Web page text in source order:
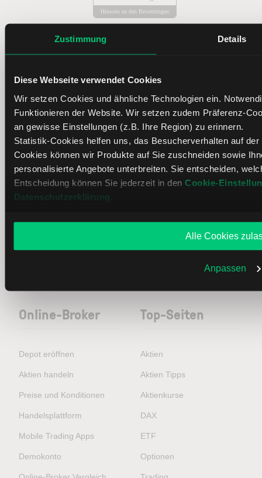
Zustimmung Details
Diese Webseite verwendet Cookies
Wir setzen Cookies und ähnliche Technologien ein.
Funktionieren der Website. Wir setzen zudem Präferenz-
an gewisse Einstellungen (z.B. Ihre Region) zu erinnern.
Statistik-Cookies helfen uns, das Besucherverhalten auf
Cookies können wir Produkte auf Sie zuschneiden sowie
personalisierte Angebote unterbreiten. Sie entscheiden,
Entscheidung können Sie jederzeit in den Cookie-
Datenschutzerklärung
Alle Cookies
Anpassen
Hinweis zu den Bewertungen
Seit 2006 ist LYNX als Online-Broker aktiv. Über mehrere
Zugang zu einer breiten Auswahl an Finanzinstrumenten.
Unsere Kunden handeln über eine professionelle
Handelsplattform mit hilfreichen Analysetools, unseren
Webtrader LYNX+ und Trading-Apps mit
(Realtime-)Kursdaten. Zudem bekommen unsere Kunden
Service durch qualifizierte Experten. Darüber hinaus stellt
das LYNX Börsen- & Wissensportal aktuelle
Börsennachrichten, Marktanalysen und edukative Inhalte
asiatischen Märkte. Bitte beachten Sie: LYNX erteilt keine
Anlageberatung. Sie sind jederzeit selbst für Ihre
Online-Broker
Depot eröffnen
Aktien handeln
Preise und Konditionen
Handelsplattform
Mobile Trading Apps
Demokonto
Top-Seiten
Aktien
Aktien Tipps
Aktienkurse
DAX
ETF
Optionen